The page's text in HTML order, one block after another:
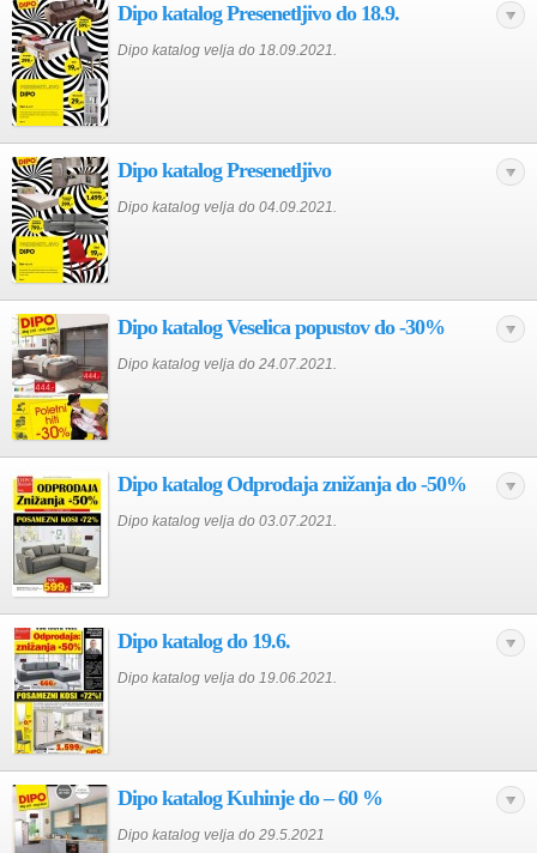
Dipo katalog Presenetljivo do 18.9.
Dipo katalog velja do 18.09.2021.
Dipo katalog Presenetljivo
Dipo katalog velja do 04.09.2021.
Dipo katalog Veselica popustov do -30%
Dipo katalog velja do 24.07.2021.
Dipo katalog Odprodaja znižanja do -50%
Dipo katalog velja do 03.07.2021.
Dipo katalog do 19.6.
Dipo katalog velja do 19.06.2021.
Dipo katalog Kuhinje do – 60 %
Dipo katalog velja do 29.5.2021